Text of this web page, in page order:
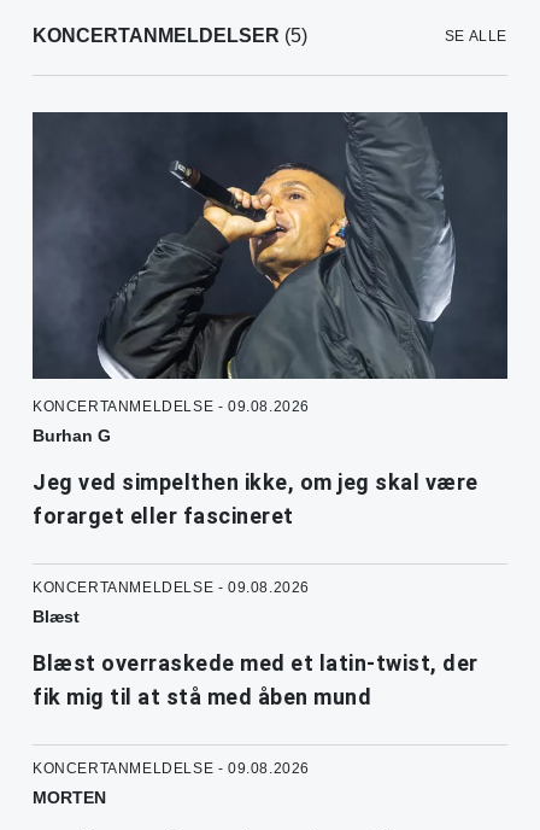
KONCERTANMELDELSER (5) SE ALLE
KONCERTANMELDELSE - 09.08.2026
Burhan G
Jeg ved simpelthen ikke, om jeg skal være
forarget eller fascineret
KONCERTANMELDELSE - 09.08.2026
Blæst
Blæst overraskede med et latin-twist, der
fik mig til at stå med åben mund
KONCERTANMELDELSE - 09.08.2026
MORTEN